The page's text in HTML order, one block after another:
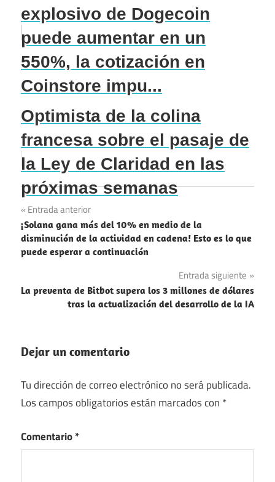
explosivo de Dogecoin
puede aumentar en un
550%, la cotización en
Coinstore impu...
Optimista de la colina
francesa sobre el pasaje de
la Ley de Claridad en las
próximas semanas
Navegación
de
entradas
Entrada anterior
¡Solana gana más del 10% en medio de la
disminución de la actividad en cadena! Esto es lo que
puede esperar a continuación
Entrada siguiente
La preventa de Bitbot supera los 3 millones de dólares
tras la actualización del desarrollo de la IA
Dejar un comentario
Tu dirección de correo electrónico no será publicada.
Los campos obligatorios están marcados con *
Comentario*